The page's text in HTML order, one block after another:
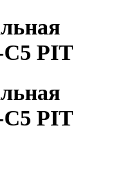
С5 PIT
С5 PIT